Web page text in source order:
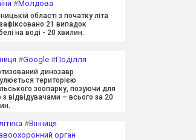
#Молдова
області з початку літа
21 випадок
на воді - 20 хвилин.
#Google #Поділля
динозавр
територією
зоопарку, позуючи для
з відвідувачами – всього за 20
#Вінниця
орган